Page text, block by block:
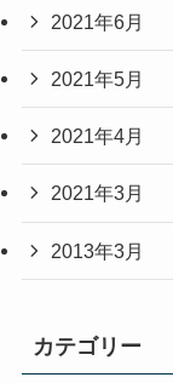
2021年6月
2021年5月
2021年4月
2021年3月
2013年3月
カテゴリー